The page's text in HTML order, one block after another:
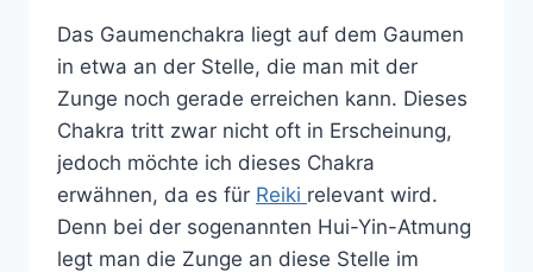
Das Gaumenchakra liegt auf dem Gaumen
in etwa an der Stelle, die man mit der
Zunge noch gerade erreichen kann. Dieses
Chakra tritt zwar nicht oft in Erscheinung,
jedoch möchte ich dieses Chakra
erwähnen, da es für Reiki relevant wird.
Denn bei der sogenannten Hui-Yin-Atmung
legt man die Zunge an diese Stelle im